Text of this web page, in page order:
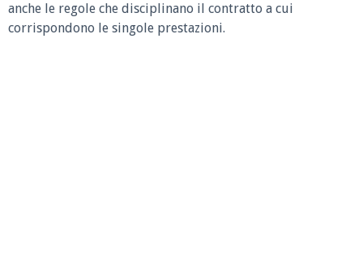
anche le regole che disciplinano il contratto a cui
corrispondono le singole prestazioni.